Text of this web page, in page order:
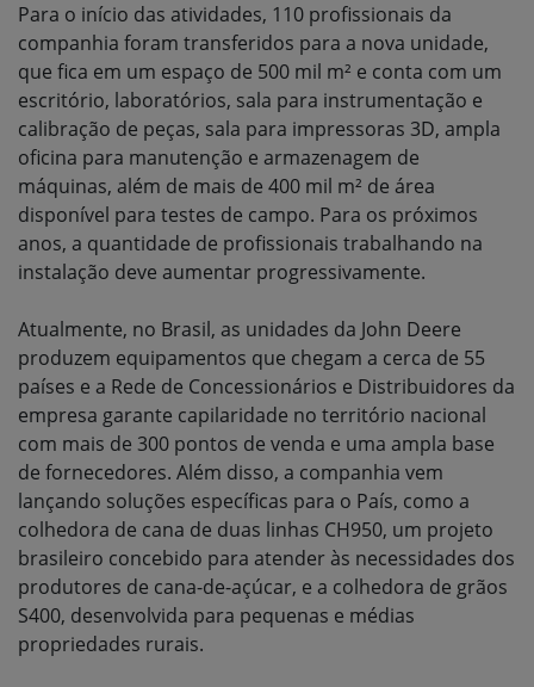
Para o início das atividades, 110 profissionais da
companhia foram transferidos para a nova unidade,
que fica em um espaço de 500 mil m² e conta com um
escritório, laboratórios, sala para instrumentação e
calibração de peças, sala para impressoras 3D, ampla
oficina para manutenção e armazenagem de
máquinas, além de mais de 400 mil m² de área
disponível para testes de campo. Para os próximos
anos, a quantidade de profissionais trabalhando na
instalação deve aumentar progressivamente.
Atualmente, no Brasil, as unidades da John Deere
produzem equipamentos que chegam a cerca de 55
países e a Rede de Concessionários e Distribuidores da
empresa garante capilaridade no território nacional
com mais de 300 pontos de venda e uma ampla base
de fornecedores. Além disso, a companhia vem
lançando soluções específicas para o País, como a
colhedora de cana de duas linhas CH950, um projeto
brasileiro concebido para atender às necessidades dos
produtores de cana-de-açúcar, e a colhedora de grãos
S400, desenvolvida para pequenas e médias
propriedades rurais.